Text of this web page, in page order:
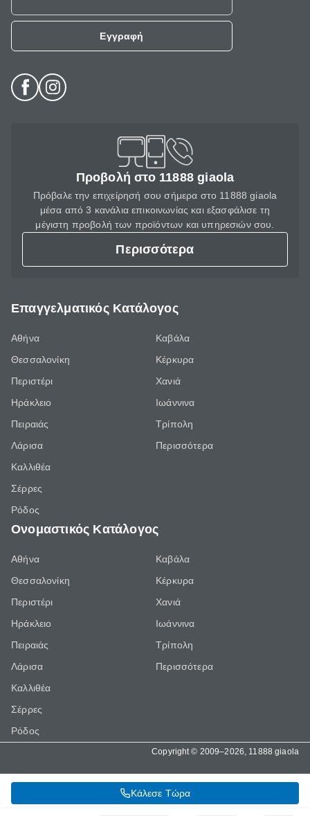
Κάλεσε Τώρα
Εγγραφή
Προβολή στο 11888 giaola
Πρόβαλε την επιχείρησή σου σήμερα στο 11888 giaola
μέσα από 3 κανάλια επικοινωνίας και εξασφάλισε τη
μέγιστη προβολή των προϊόντων και υπηρεσιών σου.
Περισσότερα
Επαγγελματικός Κατάλογος
Αθήνα
Θεσσαλονίκη
Περιστέρι
Ηράκλειο
Πειραιάς
Λάρισα
Καλλιθέα
Σέρρες
Ρόδος
Καβάλα
Κέρκυρα
Χανιά
Ιωάννινα
Τρίπολη
Περισσότερα
Ονομαστικός Κατάλογος
Αθήνα
Θεσσαλονίκη
Περιστέρι
Ηράκλειο
Πειραιάς
Λάρισα
Καλλιθέα
Σέρρες
Ρόδος
Καβάλα
Κέρκυρα
Χανιά
Ιωάννινα
Τρίπολη
Περισσότερα
Copyright © 2009–2026, 11888 giaola